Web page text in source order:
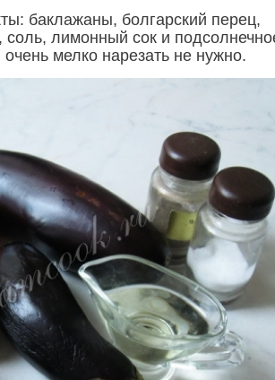
баклажаны, болгарский перец,
лимонный сок и
мелко нарезать не нужно.